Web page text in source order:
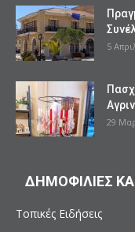
5
29
ΔΗΜΟΦΙΛΙΕΣ
Τοπικές Ειδήσεις